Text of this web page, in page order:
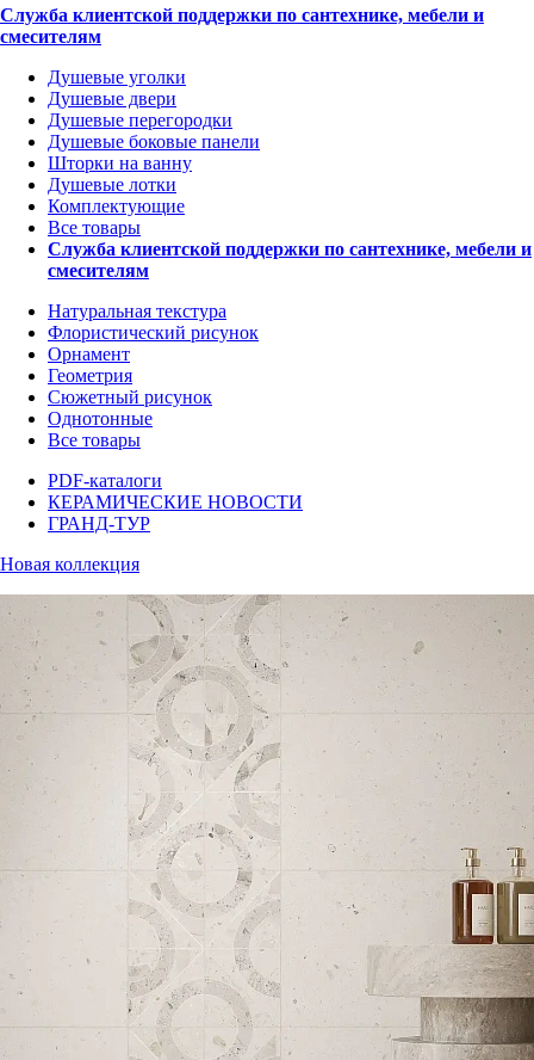
Служба клиентской поддержки по сантехнике, мебели и
смесителям
Душевые уголки
Душевые двери
Душевые перегородки
Душевые боковые панели
Шторки на ванну
Душевые лотки
Комплектующие
Все товары
Служба клиентской поддержки по сантехнике, мебели и
смесителям
Натуральная текстура
Флористический рисунок
Орнамент
Геометрия
Сюжетный рисунок
Однотонные
Все товары
PDF-каталоги
КЕРАМИЧЕСКИЕ НОВОСТИ
ГРАНД-ТУР
Новая коллекция